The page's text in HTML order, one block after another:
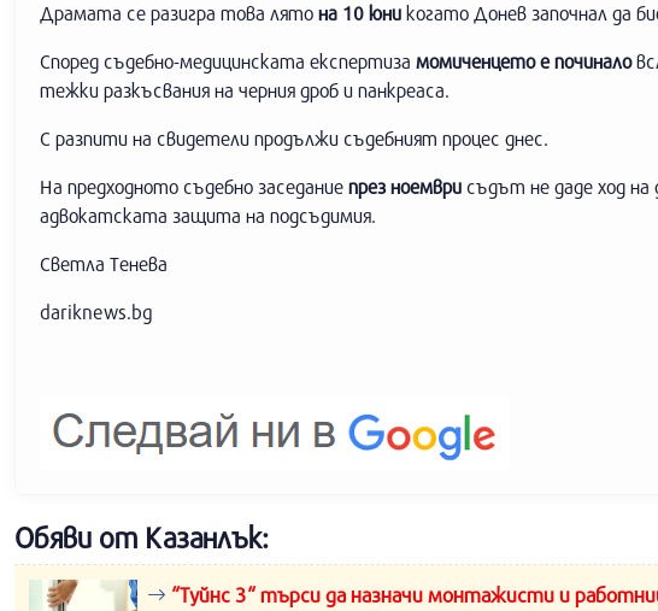
Драмата се разигра това лято на 10 юни когато Донев започнал да
Според съдебно-медицинската експертиза момиченцето е починало
тежки разкъсвания на черния дроб и панкреаса.
С разпити на свидетели продължи съдебният процес днес.
На предходното съдебно заседание през ноември съдът не даде ход
адвокатската защита на подсъдимия.
Светла Тенева
dariknews.bg
Обяви от Казанлък:
“Туйнс 3“ търси да назначи монтажисти и